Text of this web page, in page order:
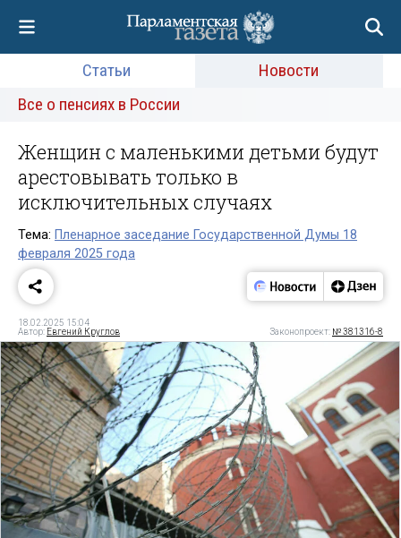
Статьи
Новости
Все о пенсиях в России
Женщин с маленькими детьми будут
арестовывать только в
исключительных случаях
Тема: Пленарное заседание Государственной Думы 18
февраля 2025 года
18.02.2025 15:04
Автор: Евгений Круглов Законопроект: № 381316-8